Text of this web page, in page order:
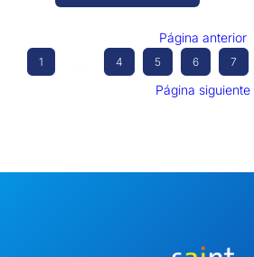
Página anterior
1 4 5 6 7
Página siguiente